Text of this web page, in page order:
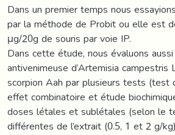
Dans un premier temps nous
par la méthode de Probit ou elle est
μg/20g de souris par voie IP.
Dans cette étude, nous évaluons
antivenimeuse d’Artemisia
scorpion Aah par plusieurs tests (test
effet combinatoire et étude
doses létales et sublétales (selon le
différentes de l’extrait (0.5, 1 et 2 g/